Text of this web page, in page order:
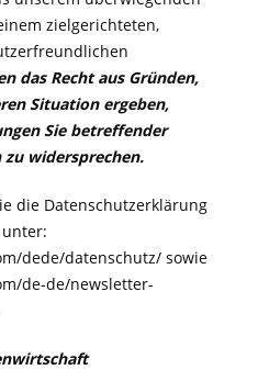
zielgerichteten,
das Recht aus Gründen,
Situation ergeben,
Sie betreffender
zu widersprechen.
die Datenschutzerklärung
dede/datenschutz/ sowie
de-de/newsletter-